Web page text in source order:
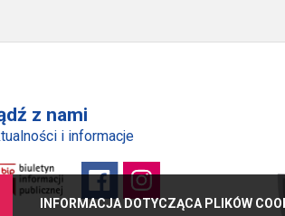
z nami
i informacje
INFORMACJA DOTYCZĄCA PLIKÓW